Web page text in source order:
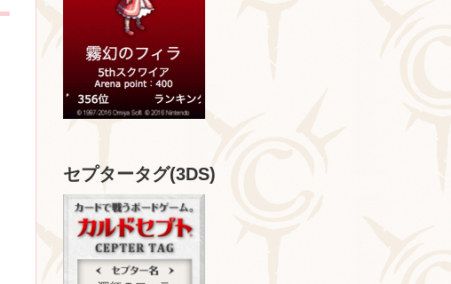
セプタータグ(3DS)